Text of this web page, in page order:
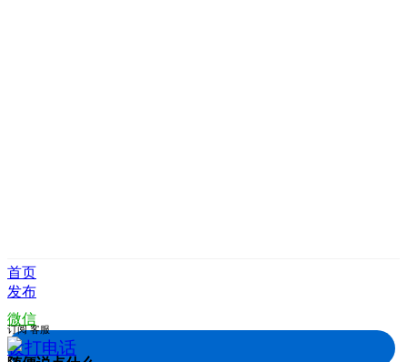
首页
发布
微信
拨打电话
订阅 客服